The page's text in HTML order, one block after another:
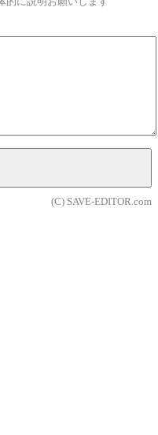
(C) SAVE-EDITOR.com